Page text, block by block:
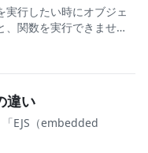
実行したい時にオブジェ
関数を実行できません
トの初期化を行おうと
違い
「EJS（embedded